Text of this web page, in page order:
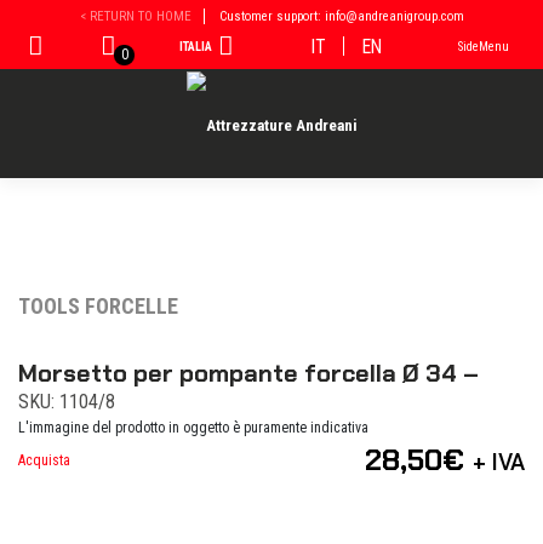
contenuto
< RETURN TO HOME Customer support: info@andreanigroup.com
0 ITALIA IT EN SideMenu
TOOLS FORCELLE
Morsetto per pompante forcella Ø 34 –
SKU: 1104/8
L'immagine del prodotto in oggetto è puramente indicativa
Acquista
28,50€ + IVA